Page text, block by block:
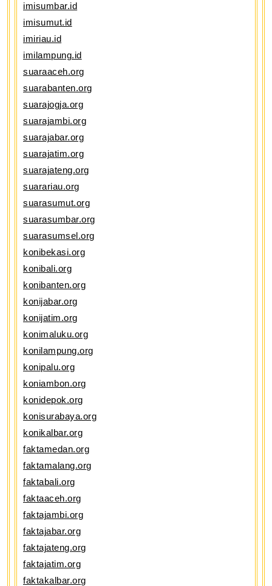
imisumbar.id
imisumut.id
imiriau.id
imilampung.id
suaraaceh.org
suarabanten.org
suarajogja.org
suarajambi.org
suarajabar.org
suarajatim.org
suarajateng.org
suarariau.org
suarasumut.org
suarasumbar.org
suarasumsel.org
konibekasi.org
konibali.org
konibanten.org
konijabar.org
konijatim.org
konimaluku.org
konilampung.org
konipalu.org
koniambon.org
konidepok.org
konisurabaya.org
konikalbar.org
faktamedan.org
faktamalang.org
faktabali.org
faktaaceh.org
faktajambi.org
faktajabar.org
faktajateng.org
faktajatim.org
faktakalbar.org